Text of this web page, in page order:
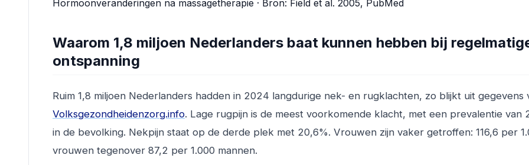
Hormoonveranderingen na massagetherapie · Bron: Field et al. 2005, PubMed
Waarom 1,8 miljoen Nederlanders baat kunnen hebben bij
ontspanning
Ruim 1,8 miljoen Nederlanders hadden in 2024 langdurige nek- en rugklachten, zo blijkt uit gegevens
Volksgezondheidenzorg.info. Lage rugpijn is de meest voorkomende klacht, met een prevalentie van
in de bevolking. Nekpijn staat op de derde plek met 20,6%. Vrouwen zijn vaker getroffen: 116,6 per
vrouwen tegenover 87,2 per 1.000 mannen.